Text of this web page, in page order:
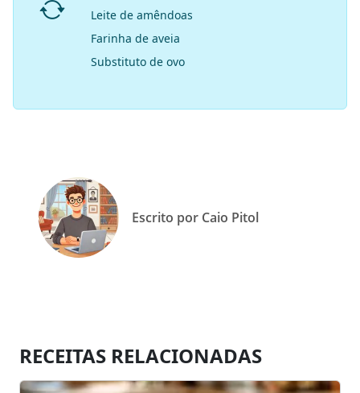
Leite de amêndoas
Farinha de aveia
Substituto de ovo
Escrito por Caio Pitol
RECEITAS RELACIONADAS